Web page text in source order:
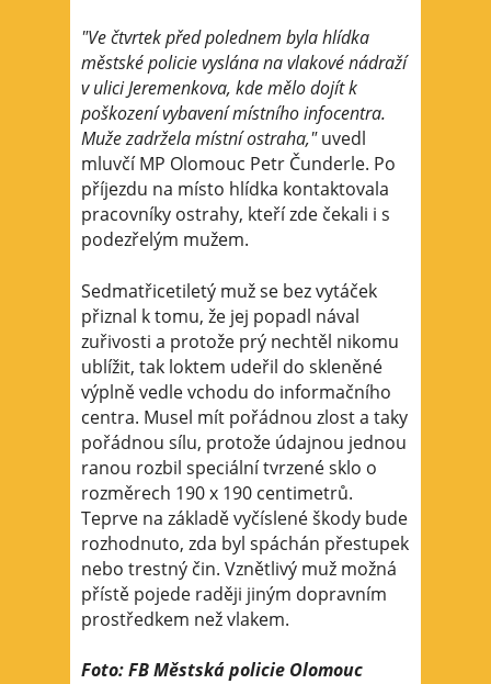
"Ve čtvrtek před polednem byla hlídka
městské policie vyslána na vlakové nádraží
v ulici Jeremenkova, kde mělo dojít k
poškození vybavení místního infocentra.
Muže zadržela místní ostraha,"uvedl
mluvčí MP Olomouc Petr Čunderle. Po
příjezdu na místo hlídka kontaktovala
pracovníky ostrahy, kteří zde čekali i s
podezřelým mužem.
Sedmatřicetiletý muž se bez vytáček
přiznal k tomu, že jej popadl nával
zuřivosti a protože prý nechtěl nikomu
ublížit, tak loktem udeřil do skleněné
výplně vedle vchodu do informačního
centra. Musel mít pořádnou zlost a taky
pořádnou sílu, protože údajnou jednou
ranou rozbil speciální tvrzené sklo o
rozměrech 190 x 190 centimetrů.
Teprve na základě vyčíslené škody bude
rozhodnuto, zda byl spáchán přestupek
nebo trestný čin. Vznětlivý muž možná
přístě pojede raději jiným dopravním
prostředkem než vlakem.
Foto: FB Městská policie Olomouc